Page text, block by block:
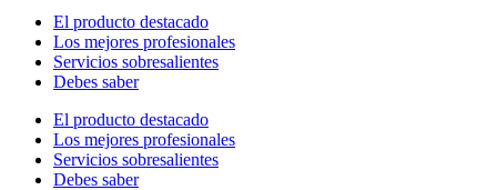
El producto destacado
Los mejores profesionales
Servicios sobresalientes
Debes saber
El producto destacado
Los mejores profesionales
Servicios sobresalientes
Debes saber